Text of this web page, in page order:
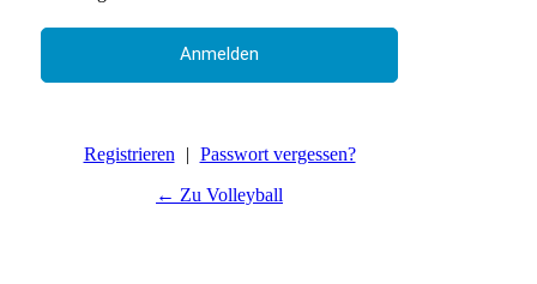
Registrieren | Passwort vergessen?
← Zu Volleyball